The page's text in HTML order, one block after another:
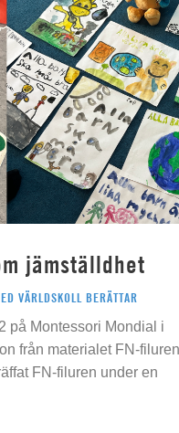
jämställdhet
VÄRLDSKOLL BERÄTTAR
på Montessori Mondial i
från materialet FN-
FN-filuren under en